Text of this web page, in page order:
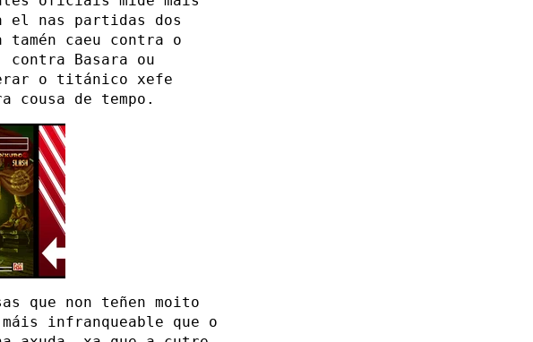
el nas partidas dos
caeu contra o
contra Basara ou
o titánico xefe
cousa de tempo.
que non teñen moito
infranqueable que o